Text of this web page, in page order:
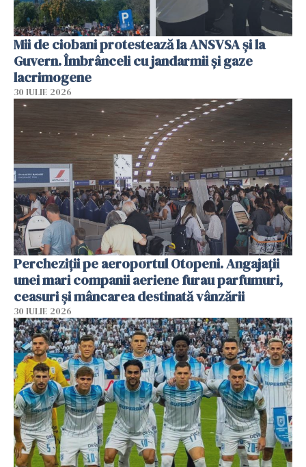
Mii de ciobani protestează la ANSVSA și la
Guvern. Îmbrânceli cu jandarmii și gaze
lacrimogene
30 IULIE 2026
Percheziții pe aeroportul Otopeni. Angajații
unei mari companii aeriene furau parfumuri,
ceasuri și mâncarea destinată vânzării
30 IULIE 2026